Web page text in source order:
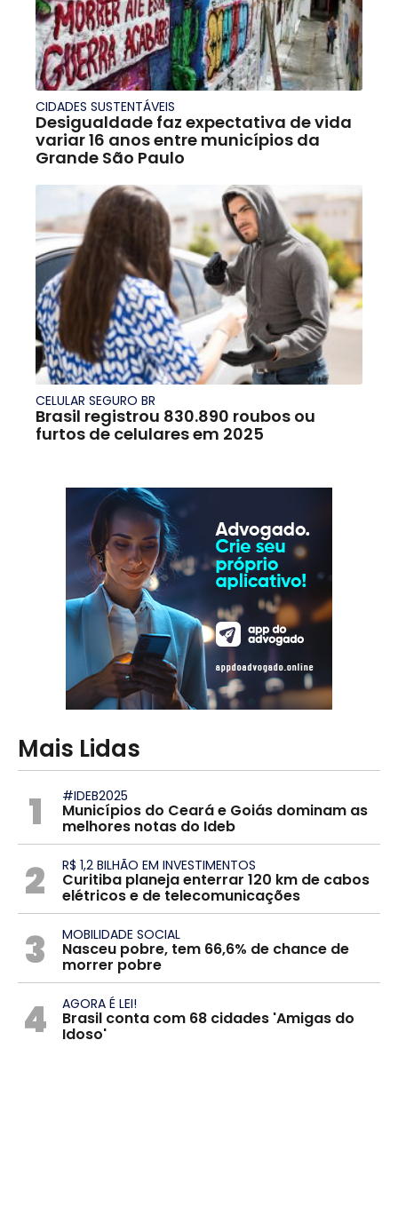
CIDADES SUSTENTÁVEIS
Desigualdade faz expectativa de vida
variar 16 anos entre municípios da
Grande São Paulo
CELULAR SEGURO BR
Brasil registrou 830.890 roubos ou
furtos de celulares em 2025
Mais Lidas
1 #IDEB2025
Municípios do Ceará e Goiás dominam as
melhores notas do Ideb
2 R$ 1,2 BILHÃO EM INVESTIMENTOS
Curitiba planeja enterrar 120 km de cabos
elétricos e de telecomunicações
3 MOBILIDADE SOCIAL
Nasceu pobre, tem 66,6% de chance de
morrer pobre
4 AGORA É LEI!
Brasil conta com 68 cidades 'Amigas do
Idoso'